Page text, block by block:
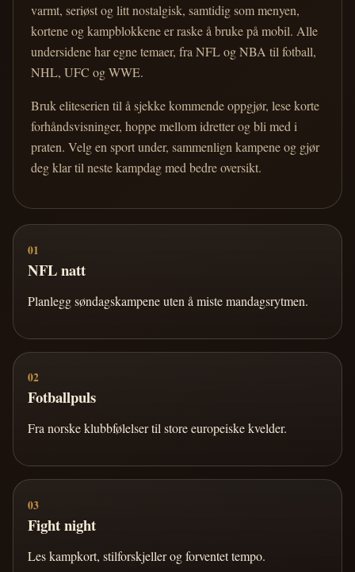
varmt, seriøst og litt nostalgisk, samtidig som menyen,
kortene og kampblokkene er raske å bruke på mobil. Alle
undersidene har egne temaer, fra NFL og NBA til fotball,
NHL, UFC og WWE.
Bruk eliteserien til å sjekke kommende oppgjør, lese korte
forhåndsvisninger, hoppe mellom idretter og bli med i
praten. Velg en sport under, sammenlign kampene og gjør
deg klar til neste kampdag med bedre oversikt.
01
NFL natt
Planlegg søndagskampene uten å miste mandagsrytmen.
02
Fotballpuls
Fra norske klubbfølelser til store europeiske kvelder.
03
Fight night
Les kampkort, stilforskjeller og forventet tempo.